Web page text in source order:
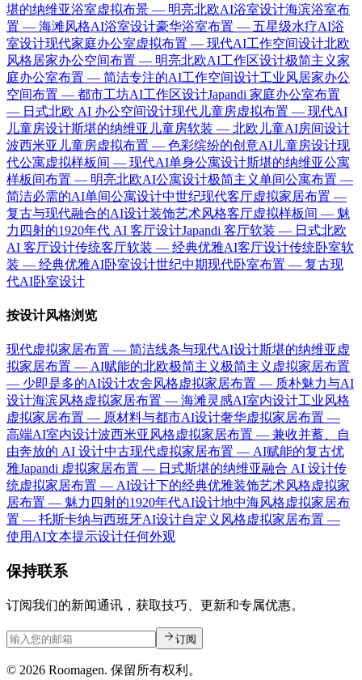
堪的纳维亚浴室虚拟布景 — 明亮北欧AI浴室设计海滨浴室布
置 — 海滩风格AI浴室设计豪华浴室布置 — 五星级水疗AI浴
室设计现代家庭办公室虚拟布置 — 现代AI工作空间设计北欧
风格居家办公空间布置 — 明亮北欧AI工作区设计极简主义家
庭办公室布置 — 简洁专注的AI工作空间设计工业风居家办公
空间布置 — 都市工坊AI工作区设计Japandi 家庭办公室布置
— 日式北欧 AI 办公空间设计现代儿童房虚拟布置 — 现代AI
儿童房设计斯堪的纳维亚儿童房软装 — 北欧儿童AI房间设计
波西米亚儿童房虚拟布置 — 色彩缤纷的创意AI儿童房设计现
代公寓虚拟样板间 — 现代AI单身公寓设计斯堪的纳维亚公寓
样板间布置 — 明亮北欧AI公寓设计极简主义单间公寓布置 —
简洁必需的AI单间公寓设计中世纪现代客厅虚拟家居布置 —
复古与现代融合的AI设计装饰艺术风格客厅虚拟样板间 — 魅
力四射的1920年代 AI 客厅设计Japandi 客厅软装 — 日式北欧
AI 客厅设计传统客厅软装 — 经典优雅AI客厅设计传统卧室软
装 — 经典优雅AI卧室设计世纪中期现代卧室布置 — 复古现
代AI卧室设计
按设计风格浏览
现代虚拟家居布置 — 简洁线条与现代AI设计斯堪的纳维亚虚
拟家居布置 — AI赋能的北欧极简主义极简主义虚拟家居布置
— 少即是多的AI设计农舍风格虚拟家居布置 — 质朴魅力与AI
设计海滨风格虚拟家居布置 — 海滩灵感AI室内设计工业风格
虚拟家居布置 — 原材料与都市AI设计奢华虚拟家居布置 —
高端AI室内设计波西米亚风格虚拟家居布置 — 兼收并蓄、自
由奔放的 AI 设计中古现代虚拟家居布置 — AI赋能的复古优
雅Japandi 虚拟家居布置 — 日式斯堪的纳维亚融合 AI 设计传
统虚拟家居布置 — AI设计下的经典优雅装饰艺术风格虚拟家
居布置 — 魅力四射的1920年代AI设计地中海风格虚拟家居布
置 — 托斯卡纳与西班牙AI设计自定义风格虚拟家居布置 —
使用AI文本提示设计任何外观
保持联系
订阅我们的新闻通讯，获取技巧、更新和专属优惠。
订阅
© 2026 Roomagen. 保留所有权利。